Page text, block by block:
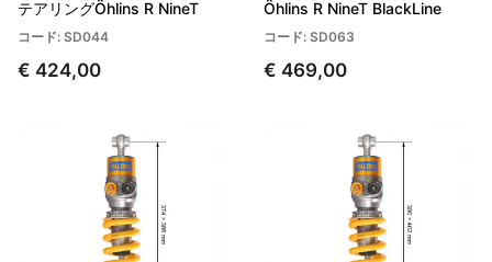
テアリングÖhlins R NineT
コード: SD044
€ 424,00
Öhlins R NineT BlackLine
コード: SD063
€ 469,00